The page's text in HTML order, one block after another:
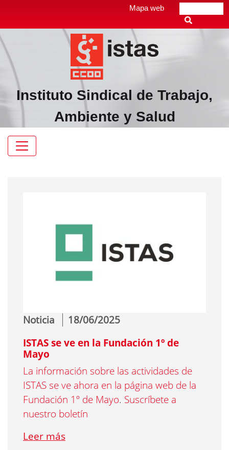
contenido
principal
Mapa web
Instituto Sindical de Trabajo,
Ambiente y Salud
Navegación
Noticia
18/06/2025
ISTAS se ve en la Fundación 1º de
Mayo
La información sobre las actividades de
ISTAS se ve ahora en la página web de la
Fundación 1º de Mayo. Suscríbete a
nuestro boletín
Leer más